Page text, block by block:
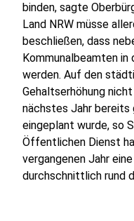
binden, sagte
Land NRW müsse
beschließen, dass
Kommunalbeamten in
werden. Auf den
Gehaltserhöhung
nächstes Jahr bereits
eingeplant wurde, so
Öffentlichen Dienst
vergangenen Jahr
durchschnittlich rund